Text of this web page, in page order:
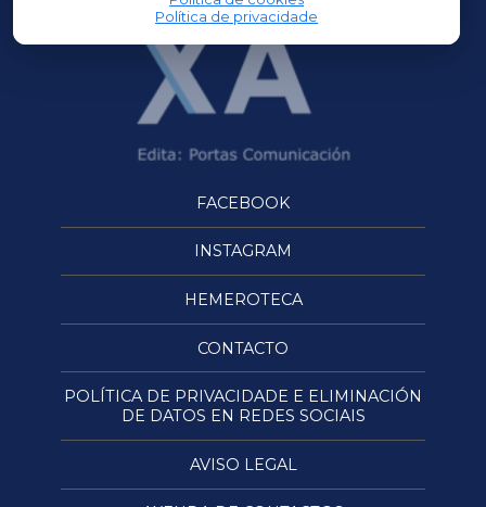
Política de privacidade
FACEBOOK
INSTAGRAM
HEMEROTECA
CONTACTO
POLÍTICA DE PRIVACIDADE E ELIMINACIÓN
DE DATOS EN REDES SOCIAIS
AVISO LEGAL